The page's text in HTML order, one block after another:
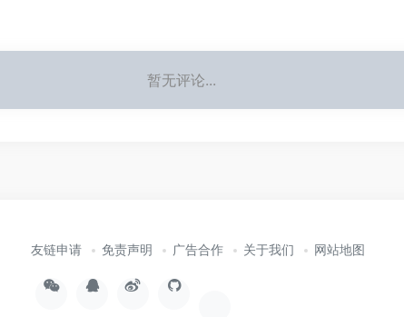
暂无评论...
友链申请 免责声明 广告合作 关于我们 网站地图